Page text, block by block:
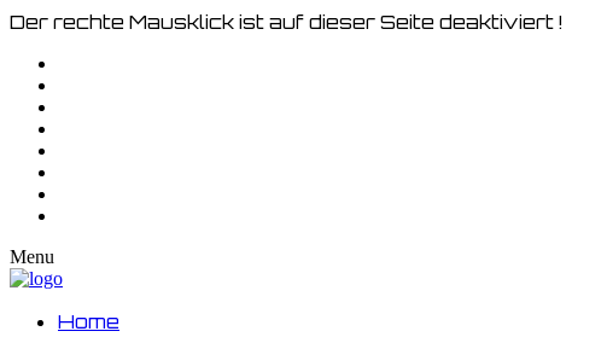
Der rechte Mausklick ist auf dieser Seite deaktiviert !
Menu
Home